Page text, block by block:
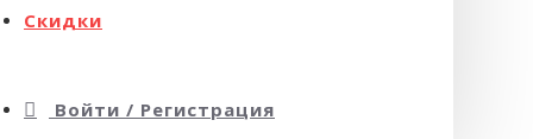
Скидки
Войти / Регистрация